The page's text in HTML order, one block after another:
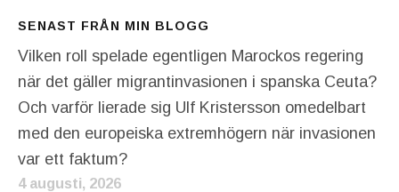
SENAST FRÅN MIN BLOGG
Vilken roll spelade egentligen Marockos regering
när det gäller migrantinvasionen i spanska Ceuta?
Och varför lierade sig Ulf Kristersson omedelbart
med den europeiska extremhögern när invasionen
var ett faktum?
4 augusti, 2026